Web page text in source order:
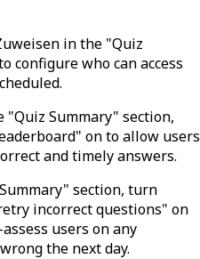
in the "Quiz
configure who can access
"Quiz Summary" section,
on to allow users
and timely answers.
section, turn
incorrect questions" on
users on any
the next day.